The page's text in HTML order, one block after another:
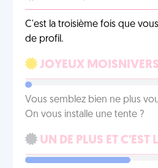
C'est la troisième fois que
de profil.
JOYEUX
Vous semblez bien ne plus
On vous installe une tente ?
UN DE PLUS ET C'EST